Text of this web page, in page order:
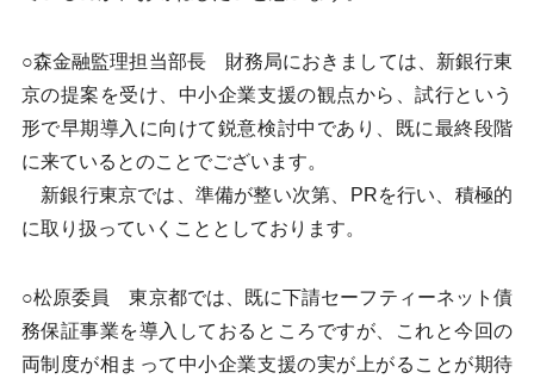
○森金融監理担当部長 財務局におきましては、新銀行東
京の提案を受け、中小企業支援の観点から、試行という
形で早期導入に向けて鋭意検討中であり、既に最終段階
に来ているとのことでございます。
新銀行東京では、準備が整い次第、PRを行い、積極的
に取り扱っていくこととしております。
○松原委員 東京都では、既に下請セーフティーネット債
務保証事業を導入しておるところですが、これと今回の
両制度が相まって中小企業支援の実が上がることが期待